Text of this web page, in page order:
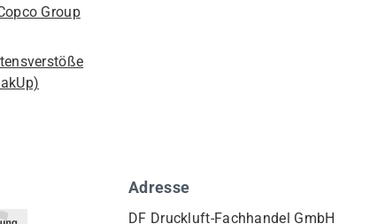
Group
Adresse
DF Druckluft-Fachhandel GmbH